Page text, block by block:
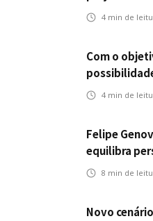
4 min de
Com o
Icatu
4 min de
Felipe
equilibra
tecnologia
8 min de
Novo